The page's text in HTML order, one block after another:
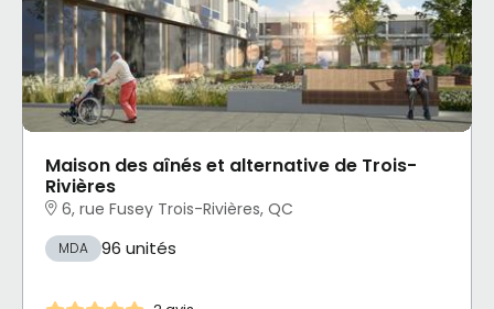
Maison des aînés et alternative de Trois-
Rivières
6, rue Fusey Trois-Rivières, QC
MDA 96 unités